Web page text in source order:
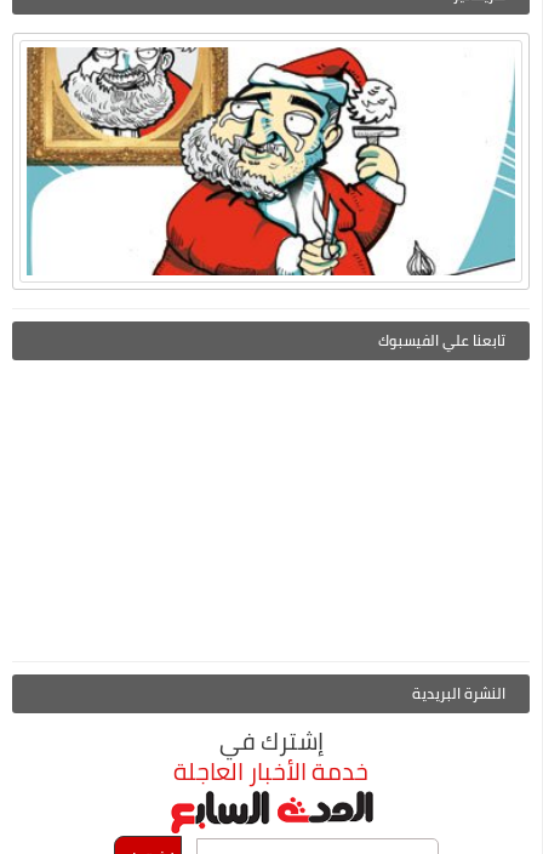
تابعنا علي الفيسبوك
النشرة البريدية
إشترك في
خدمة الأخبار العاجلة